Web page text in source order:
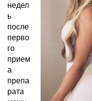
недел
ь
после
перво
го
прием
а
препа
рата